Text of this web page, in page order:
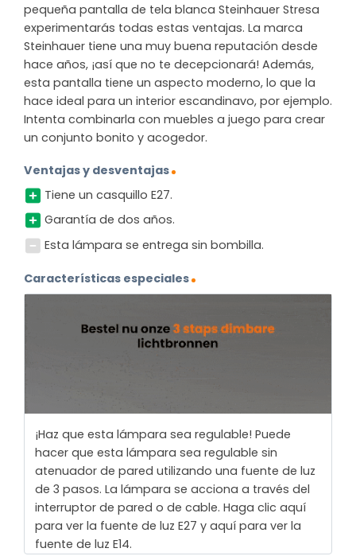
pequeña pantalla de tela blanca Steinhauer Stresa
experimentarás todas estas ventajas. La marca
Steinhauer tiene una muy buena reputación desde
hace años, ¡así que no te decepcionará! Además,
esta pantalla tiene un aspecto moderno, lo que la
hace ideal para un interior escandinavo, por ejemplo.
Intenta combinarla con muebles a juego para crear
un conjunto bonito y acogedor.
Ventajas y desventajas
Tiene un casquillo E27.
Garantía de dos años.
Esta lámpara se entrega sin bombilla.
Características especiales
¡Haz que esta lámpara sea regulable! Puede
hacer que esta lámpara sea regulable sin
atenuador de pared utilizando una fuente de luz
de 3 pasos. La lámpara se acciona a través del
interruptor de pared o de cable. Haga clic aquí
para ver la fuente de luz E27 y aquí para ver la
fuente de luz E14.